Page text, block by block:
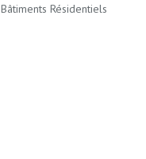
Bâtiments Résidentiels